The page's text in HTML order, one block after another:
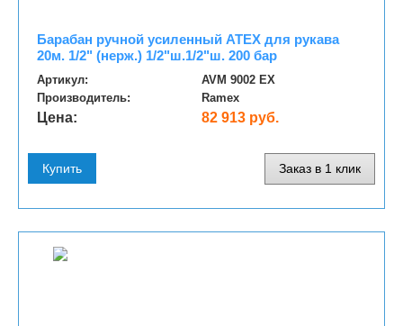
Барабан ручной усиленный ATEX для рукава
20м. 1/2" (нерж.) 1/2"ш.1/2"ш. 200 бар
Артикул:
AVM 9002 EX
Производитель:
Ramex
Цена: 82 913 руб.
Купить Заказ в 1 клик